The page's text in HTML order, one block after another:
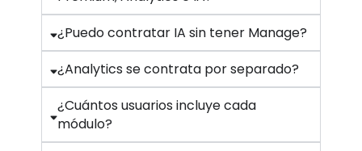
¿Puedo contratar IA sin tener Manage?
¿Analytics se contrata por separado?
¿Cuántos usuarios incluye cada
módulo?